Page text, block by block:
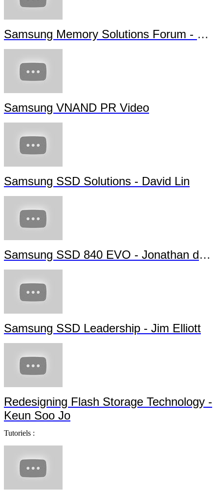
Samsung Memory Solutions Forum -
Samsung VNAND PR Video
Samsung SSD Solutions - David Lin
Samsung SSD 840 EVO - Jonathan da
Samsung SSD Leadership - Jim Elliott
Redesigning Flash Storage Technology -
Keun Soo Jo
Tutoriels :